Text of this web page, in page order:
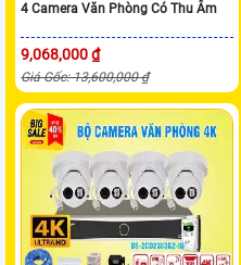
4 Camera Văn Phòng Có Thu Âm
9,068,000 ₫
Giá Gốc: 13,600,000 ₫